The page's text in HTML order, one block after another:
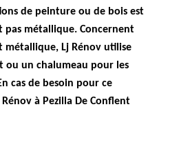
de peinture ou de bois est
pas métallique. Concernent
métallique, Lj Rénov utilise
ou un chalumeau pour les
cas de besoin pour ce
à Pezilla De Conflent